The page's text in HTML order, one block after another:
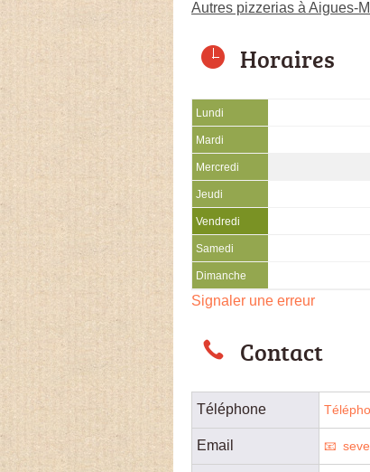
Autres pizzerias à Aigues-
Horaires
Lundi
Mardi
Mercredi
Jeudi
Vendredi
Samedi
Dimanche
Signaler une erreur
Contact
Téléphone
Email